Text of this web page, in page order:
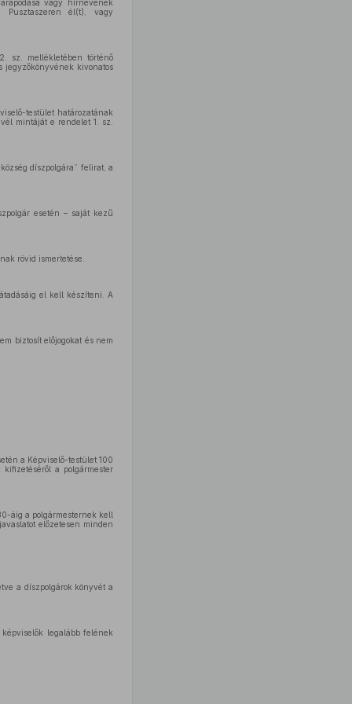
vagy hírnevének
Pusztaszeren él(t), vagy
sz. mellékletében történő
jegyzőkönyvének kivonatos
testület határozatának
mintáját e rendelet 1. sz.
díszpolgára” felirat, a
esetén – saját kezű
rövid ismertetése.
el kell készíteni. A
biztosít előjogokat és nem
a Képviselő-testület 100
a polgármester
áig a polgármesternek kell
előzetesen minden
a díszpolgárok könyvét a
legalább felének